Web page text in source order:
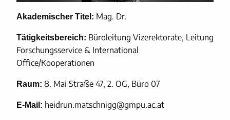
Akademischer Titel: Mag. Dr.
Tätigkeitsbereich: Büroleitung Vizerektorate, Leitung
Forschungsservice & International
Office/Kooperationen
Raum: 8. Mai Straße 47, 2. OG, Büro 07
E-Mail: heidrun.matschnigg@gmpu.ac.at